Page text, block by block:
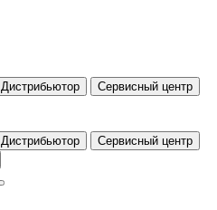
Дистрибьютор Сервисный центр
Дистрибьютор
Сервисный центр